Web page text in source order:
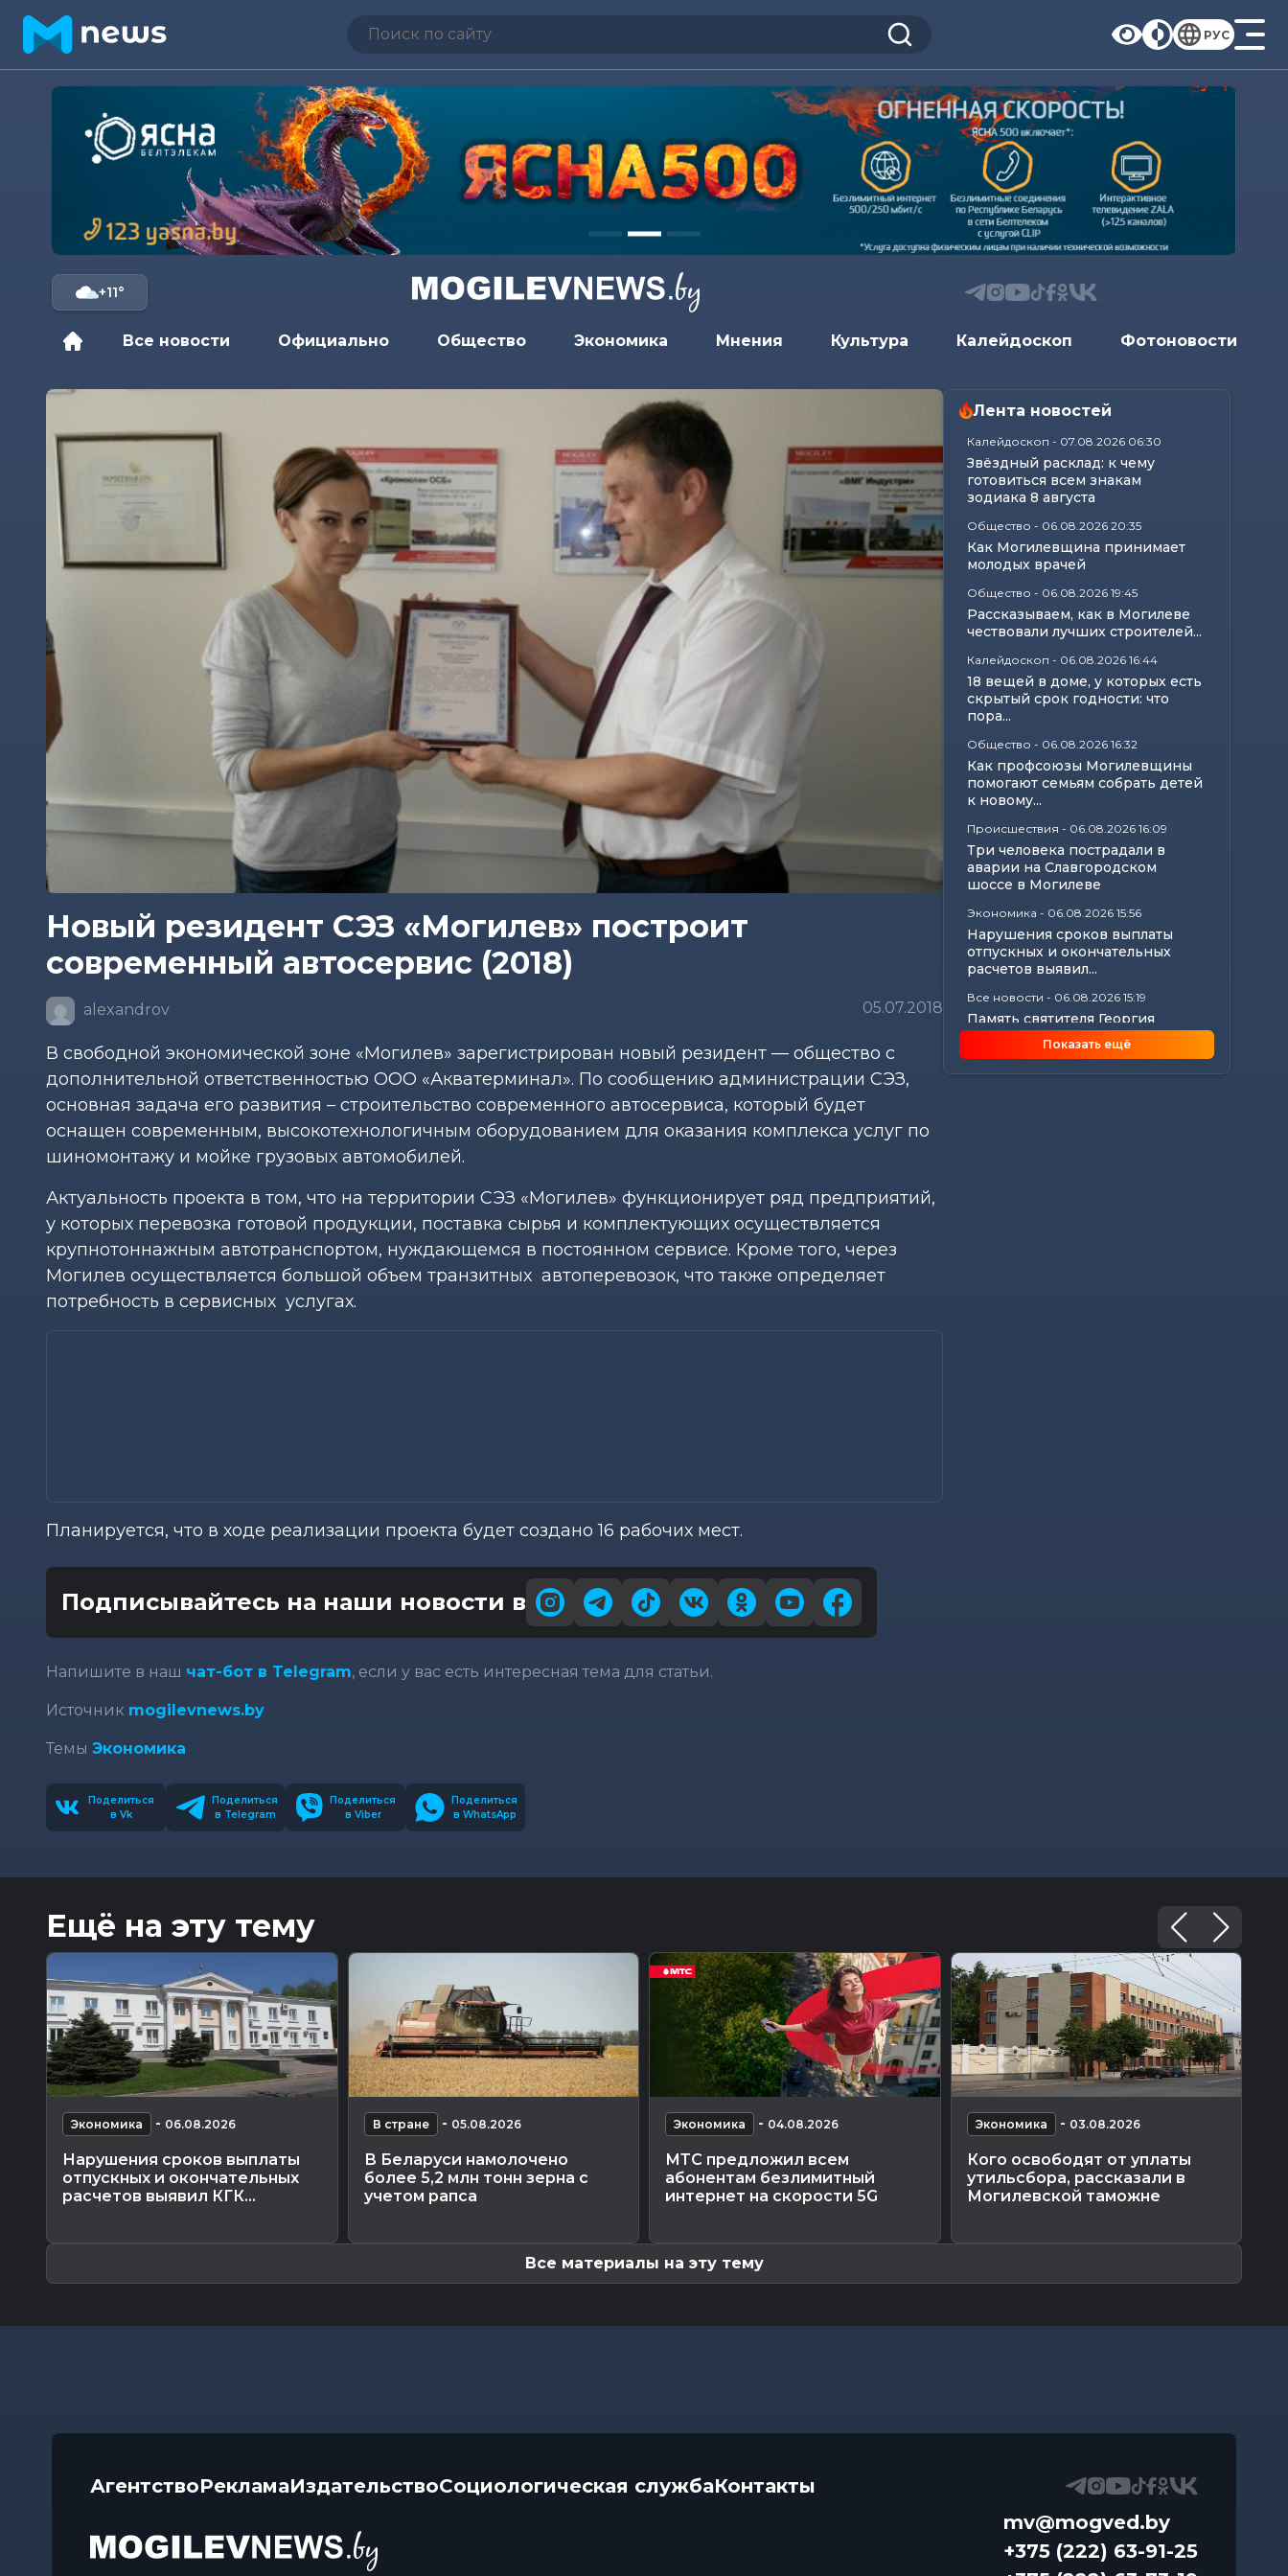
РУС
+11°
Все новости Официально Общество Экономика Мнения Культура Калейдоскоп Фотоновости
Новый резидент СЭЗ «Могилев» построит
современный автосервис (2018)
alexandrov 05.07.2018
В свободной экономической зоне «Могилев» зарегистрирован новый резидент — общество с
дополнительной ответственностью ООО «Акватерминал». По сообщению администрации СЭЗ,
основная задача его развития – строительство современного автосервиса, который будет
оснащен современным, высокотехнологичным оборудованием для оказания комплекса услуг по
шиномонтажу и мойке грузовых автомобилей.
Актуальность проекта в том, что на территории СЭЗ «Могилев» функционирует ряд предприятий,
у которых перевозка готовой продукции, поставка сырья и комплектующих осуществляется
крупнотоннажным автотранспортом, нуждающемся в постоянном сервисе. Кроме того, через
Могилев осуществляется большой объем транзитных автоперевозок, что также определяет
потребность в сервисных услугах.
Планируется, что в ходе реализации проекта будет создано 16 рабочих мест.
Подписывайтесь на наши новости в
Напишите в наш чат-бот в Telegram, если у вас есть интересная тема для статьи.
Источник mogilevnews.by
Темы Экономика
Поделиться
в Vk
Поделиться
в Telegram
Поделиться
в Viber
Поделиться
в WhatsApp
Лента новостей
Калейдоскоп - 07.08.2026 06:30
Звёздный расклад: к чему
готовиться всем знакам
зодиака 8 августа
Общество - 06.08.2026 20:35
Как Могилевщина принимает
молодых врачей
Общество - 06.08.2026 19:45
Рассказываем, как в Могилеве
чествовали лучших строителей...
Калейдоскоп - 06.08.2026 16:44
18 вещей в доме, у которых есть
скрытый срок годности: что
пора...
Общество - 06.08.2026 16:32
Как профсоюзы Могилевщины
помогают семьям собрать детей
к новому...
Происшествия - 06.08.2026 16:09
Три человека пострадали в
аварии на Славгородском
шоссе в Могилеве
Экономика - 06.08.2026 15:56
Нарушения сроков выплаты
отпускных и окончательных
расчетов выявил...
Все новости - 06.08.2026 15:19
Память святителя Георгия
Конисского почтили в
Показать ещё
Ещё на эту тему
Экономика - 06.08.2026
Нарушения сроков выплаты
отпускных и окончательных
расчетов выявил КГК...
В стране - 05.08.2026
В Беларуси намолочено
более 5,2 млн тонн зерна с
учетом рапса
Экономика - 04.08.2026
МТС предложил всем
абонентам безлимитный
интернет на скорости 5G
Экономика - 03.08.2026
Кого освободят от уплаты
утильсбора, рассказали в
Могилевской таможне
Все материалы на эту тему
АгентствоРекламаИздательствоСоциологическая службаКонтакты
mv@mogved.by
+375 (222) 63-91-25